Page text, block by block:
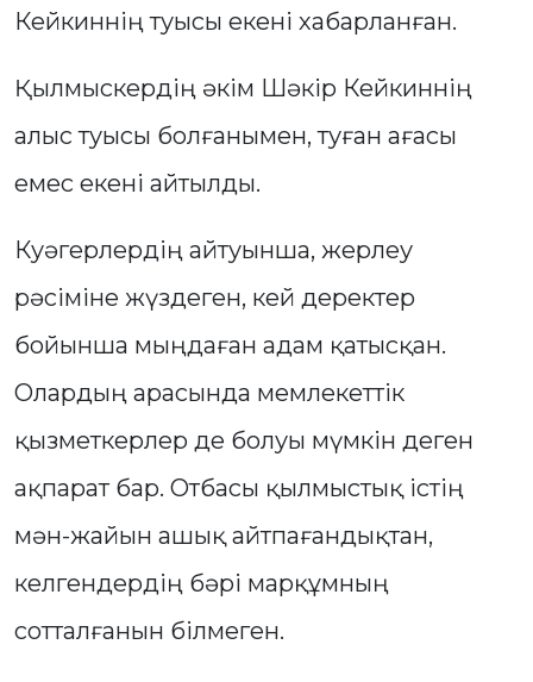
Кейкиннің туысы екені хабарланған.
Қылмыскердің әкім Шәкір Кейкиннің
алыс туысы болғанымен, туған ағасы
емес екені айтылды.
Куәгерлердің айтуынша, жерлеу
рәсіміне жүздеген, кей деректер
бойынша мыңдаған адам қатысқан.
Олардың арасында мемлекеттік
қызметкерлер де болуы мүмкін деген
ақпарат бар. Отбасы қылмыстық істің
мән-жайын ашық айтпағандықтан,
келгендердің бәрі марқұмның
сотталғанын білмеген.